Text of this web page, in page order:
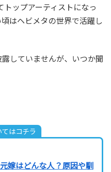
ップアーティストになっ
はヘビメタの世界で活躍し
していませんが、いつか聞
はコチラ
嫁はどんな人？原因や馴